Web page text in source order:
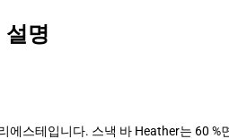
설명
에스테입니다. 스낵 바 Heather는 60 %